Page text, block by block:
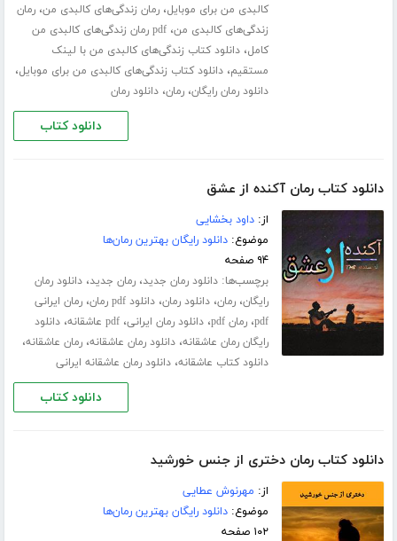
کالبدی من برای موبایل،رمان زندگی‌های کالبدی من،رمان
زندگی‌های کالبدی من،
pdf رمان زندگی‌های کالبدی من
کامل،دانلود کتاب زندگی‌های کالبدی من با لینک
مستقیم،دانلود کتاب زندگی‌های کالبدی من برای موبایل،
دانلود رمان رایگان،رمان،دانلود رمان
دانلود کتاب
دانلود کتاب رمان آکنده از عشق
از:داود بخشایی
موضوع:دانلود رایگان بهترین رمان‌ها
۹۴ صفحه
برچسب‌ها:دانلود رمان جدید،رمان جدید،دانلود رمان
رایگان،رمان،دانلود رمان،دانلود pdf رمان ،رمان ایرانی
pdf،رمان pdf ،دانلود رمان ایرانی،pdf عاشقانه ،دانلود
رایگان رمان عاشقانه،دانلود رمان عاشقانه،رمان عاشقانه،
دانلود کتاب عاشقانه،دانلود رمان عاشقانه ایرانی
دانلود کتاب
دانلود کتاب رمان دختری از جنس خورشید
از: مهرنوش عطایی
موضوع:دانلود رایگان بهترین رمان‌ها
۱۰۲ صفحه